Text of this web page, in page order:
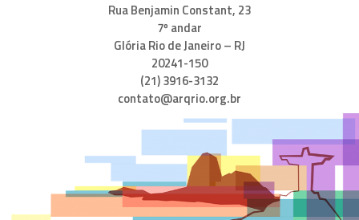
Rua Benjamin Constant, 23
7º andar
Glória Rio de Janeiro – RJ
20241-150
(21) 3916-3132
contato@arqrio.org.br